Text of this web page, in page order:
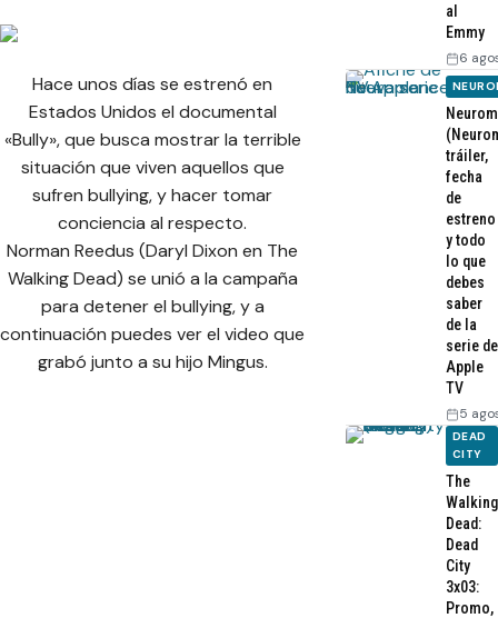
Hace unos días se estrenó en
Estados Unidos el documental
«Bully», que busca mostrar la terrible
situación que viven aquellos que
sufren bullying, y hacer tomar
conciencia al respecto.
Norman Reedus (Daryl Dixon en The
Walking Dead) se unió a la campaña
para detener el bullying, y a
continuación puedes ver el video que
grabó junto a su hijo Mingus.
al
Emmy
6
tráiler,
fecha
de
estreno
y todo
lo que
debes
saber
de la
serie de
Apple
TV
5
DEAD
CITY
The
Walking
Dead:
Dead
City
3x03:
Promo,